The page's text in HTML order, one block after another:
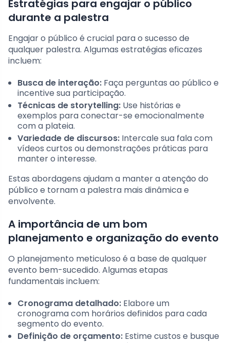
Estratégias para engajar o público
durante a palestra
Engajar o público é crucial para o sucesso de
qualquer palestra. Algumas estratégias eficazes
incluem:
Busca de interação: Faça perguntas ao público e
incentive sua participação.
Técnicas de storytelling: Use histórias e
exemplos para conectar-se emocionalmente
com a plateia.
Variedade de discursos: Intercale sua fala com
vídeos curtos ou demonstrações práticas para
manter o interesse.
Estas abordagens ajudam a manter a atenção do
público e tornam a palestra mais dinâmica e
envolvente.
A importância de um bom
planejamento e organização do evento
O planejamento meticuloso é a base de qualquer
evento bem-sucedido. Algumas etapas
fundamentais incluem:
Cronograma detalhado: Elabore um
cronograma com horários definidos para cada
segmento do evento.
Definição de orçamento: Estime custos e busque